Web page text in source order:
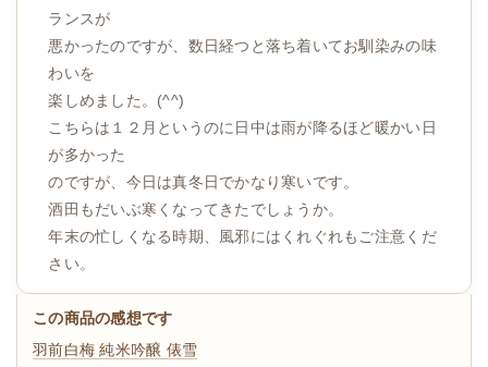
ランスが
悪かったのですが、数日経つと落ち着いてお馴染みの味
わいを
楽しめました。(^^)
こちらは１２月というのに日中は雨が降るほど暖かい日
が多かった
のですが、今日は真冬日でかなり寒いです。
酒田もだいぶ寒くなってきたでしょうか。
年末の忙しくなる時期、風邪にはくれぐれもご注意くだ
さい。
この商品の感想です
羽前白梅 純米吟醸 俵雪